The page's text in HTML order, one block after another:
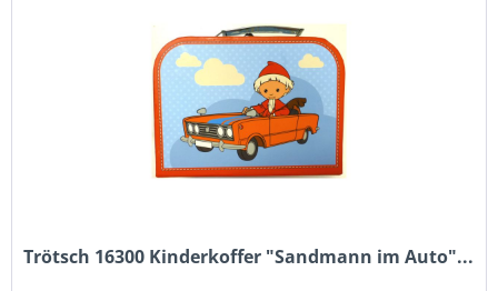
Trötsch 16300 Kinderkoffer "Sandmann im Auto"...